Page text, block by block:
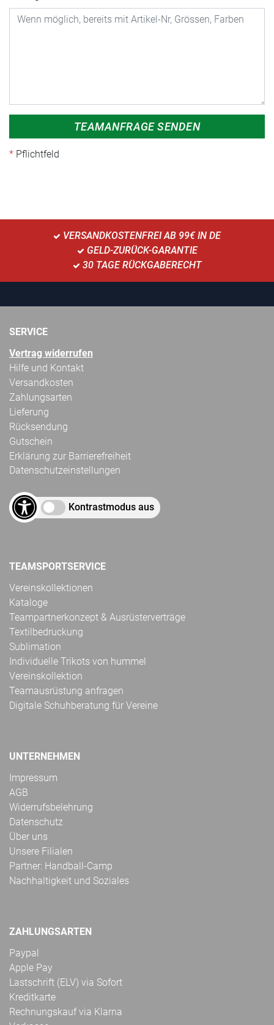
TEAMANFRAGE SENDEN
Pflichtfeld
VERSANDKOSTENFREI AB 99€ IN DE
GELD-ZURÜCK-GARANTIE
30 TAGE RÜCKGABERECHT
SERVICE
Vertrag widerrufen
Hilfe und Kontakt
Versandkosten
Zahlungsarten
Lieferung
Rücksendung
Gutschein
Erklärung zur Barrierefreiheit
Datenschutzeinstellungen
Kontrastmodus aus
TEAMSPORTSERVICE
Vereinskollektionen
Kataloge
Teampartnerkonzept & Ausrüsterverträge
Textilbedruckung
Sublimation
Individuelle Trikots von hummel
Vereinskollektion
Teamausrüstung anfragen
Digitale Schuhberatung für Vereine
UNTERNEHMEN
Impressum
AGB
Widerrufsbelehrung
Datenschutz
Über uns
Unsere Filialen
Partner: Handball-Camp
Nachhaltigkeit und Soziales
ZAHLUNGSARTEN
Paypal
Apple Pay
Lastschrift (ELV) via Sofort
Kreditkarte
Rechnungskauf via Klarna